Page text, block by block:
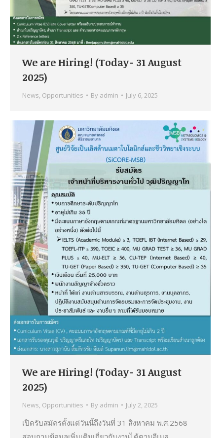
We are Hiring! (Today- 31 August
2025)
News, Opportunities By admin July 6, 2025
We are Hiring! (Today- 31 August
2025)
News, Opportunities By admin July 2, 2025
เปิดรับสมัครตั้งแต่วันนี้ถึงวันที่ 31 สิงหาคม พ.ศ.2568